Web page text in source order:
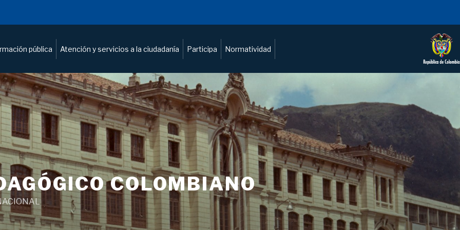
pública Atención y servicios a la ciudadanía Participa Normatividad
COLOMBIANO